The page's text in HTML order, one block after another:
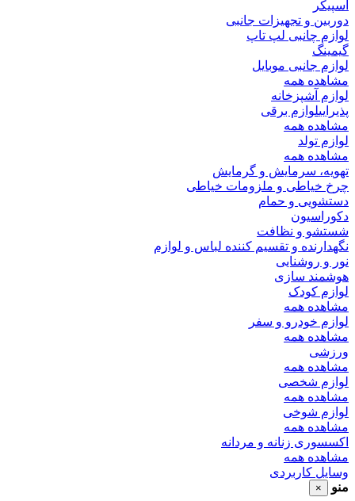
اسپیکر
دوربین و تجهیزات جانبی
لوازم چانبی لپ تاپ
گیمینگ
لوازم جانبی موبایل
مشاهده همه
لوازم آشپزخانه
پذیراییلوازم برقی
مشاهده همه
لوازم تولد
مشاهده همه
تهویه، سرمایش و گرمایش
چرخ خیاطی و ملزومات خیاطی
دستشویی و حمام
دکوراسیون
شستشو و نظافت
نگهدارنده و تقسیم کننده لباس و لوازم
نور و روشنایی
هوشمند سازی
لوازم کودک
مشاهده همه
لوازم خودرو و سفر
مشاهده همه
ورزشی
مشاهده همه
لوازم شخصی
مشاهده همه
لوازم شوخی
مشاهده همه
اکسسوری زنانه و مردانه
مشاهده همه
وسایل کاربردی
منو
×